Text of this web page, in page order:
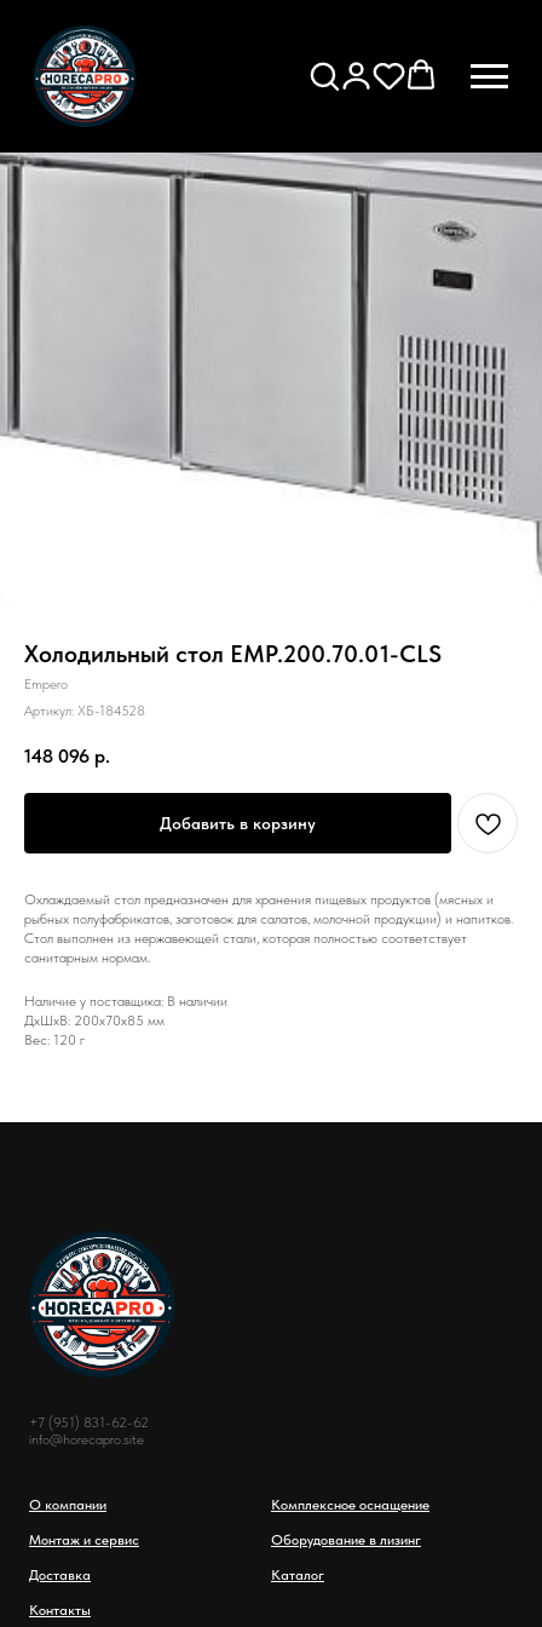
Холодильный стол EMP.200.70.01-CLS
Empero
Артикул: ХБ-184528
148 096 р.
Добавить в корзину
Охлаждаемый стол предназначен для хранения пищевых продуктов (мясных и
рыбных полуфабрикатов, заготовок для салатов, молочной продукции) и напитков.
Стол выполнен из нержавеющей стали, которая полностью соответствует
санитарным нормам.
Наличие у поставщика: В наличии
ДxШxВ: 200x70x85 мм
Вес: 120 г
+7 (951) 831-62-62
info@horecapro.site
О компании
Монтаж и сервис
Доставка
Контакты
Комплексное оснащение
Оборудование в лизинг
Каталог